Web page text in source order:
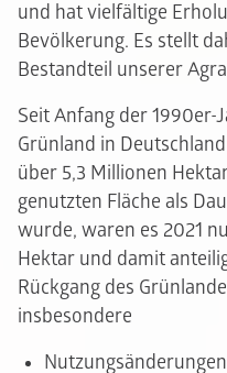
und hat vielfältige
Bevölkerung. Es stellt
Bestandteil unserer
Seit Anfang der
Grünland in
über 5,3 Millionen
genutzten Fläche als
wurde, waren es 2021
Hektar und damit
Rückgang des
insbesondere